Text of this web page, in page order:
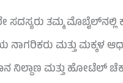
ಸದಸ್ಯರು ತಮ್ಮ
ಮತ್ತು ಮಕ್ಕಳ
ನಿಲ್ದಾಣ ಮತ್ತು ಹೋಟೆಲ್